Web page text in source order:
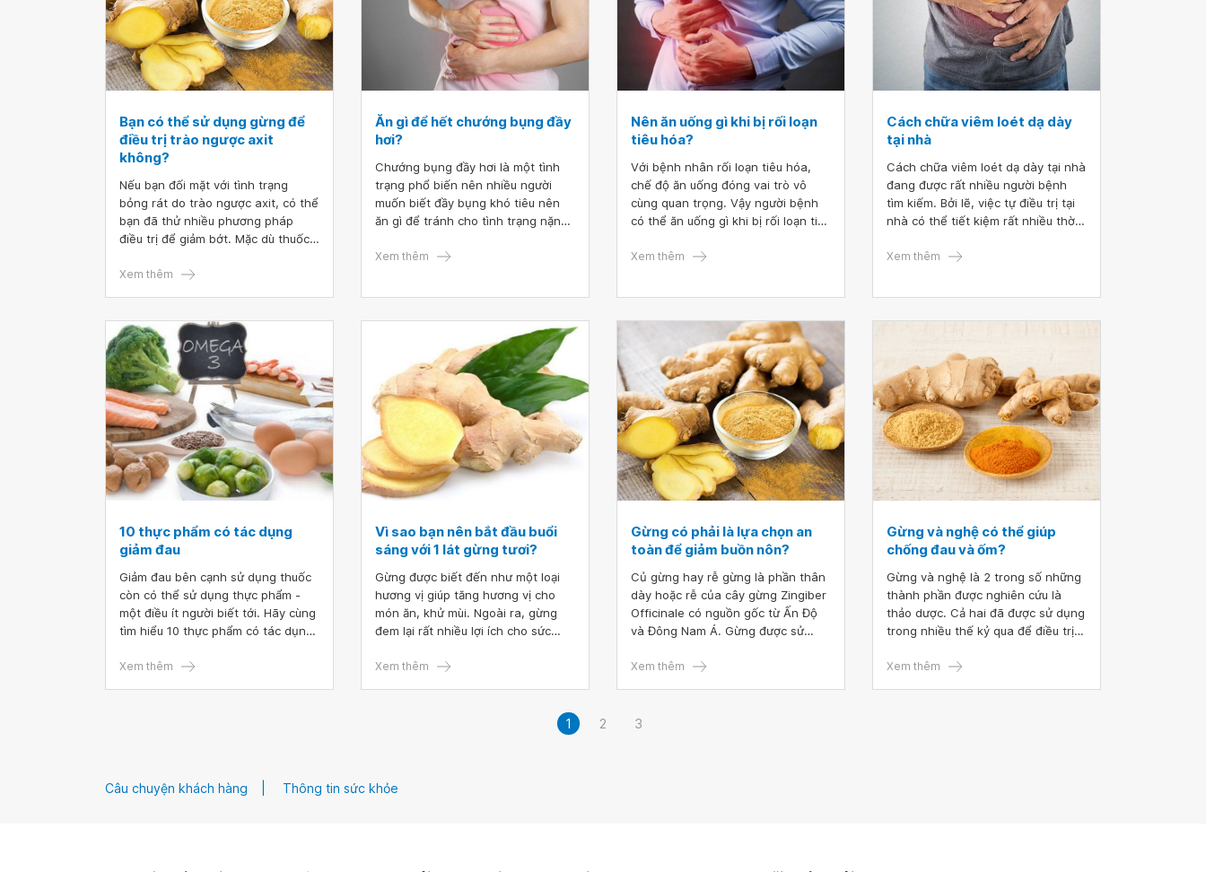
Bạn có thể sử dụng gừng để
điều trị trào ngược axit
không?
Nếu bạn đối mặt với tình trạng
bỏng rát do trào ngược axit, có thể
bạn đã thử nhiều phương pháp
điều trị để giảm bớt. Mặc dù thuốc
có thể hữu ích, nhưng các biện
bạn.
Xem thêm
Ăn gì để hết chướng bụng đầy
hơi?
Chướng bụng đầy hơi là một tình
trạng phổ biến nên nhiều người
muốn biết đầy bụng khó tiêu nên
ăn gì để tránh cho tình trạng nặng
chọn lựa thực phẩm phù hợp là
bài viết dưới đây để biết các thực
phẩm đó là gì nhé!
Xem thêm
Nên ăn uống gì khi bị rối loạn
tiêu hóa?
Với bệnh nhân rối loạn tiêu hóa,
chế độ ăn uống đóng vai trò vô
cùng quan trọng. Vậy người bệnh
có thể ăn uống gì khi bị rối loạn tiêu
thể tham khảo thực đơn dinh
Xem thêm
Cách chữa viêm loét dạ dày
tại nhà
Cách chữa viêm loét dạ dày tại nhà
đang được rất nhiều người bệnh
tìm kiếm. Bởi lẽ, việc tự điều trị tại
nhà có thể tiết kiệm rất nhiều thời
Tuy nhiên, việc điều trị tại nhà cũng
Xem thêm
10 thực phẩm có tác dụng
giảm đau
Giảm đau bên cạnh sử dụng thuốc
còn có thể sử dụng thực phẩm -
một điều ít người biết tới. Hãy cùng
tìm hiểu 10 thực phẩm có tác dụng
Xem thêm
Vì sao bạn nên bắt đầu buổi
sáng với 1 lát gừng tươi?
Gừng được biết đến như một loại
hương vị giúp tăng hương vị cho
món ăn, khử mùi. Ngoài ra, gừng
đem lại rất nhiều lợi ích cho sức
chống oxy hóa, giảm đau xương
Xem thêm
Gừng có phải là lựa chọn an
toàn để giảm buồn nôn?
Củ gừng hay rễ gừng là phần thân
dày hoặc rễ của cây gừng Zingiber
Officinale có nguồn gốc từ Ấn Độ
và Đông Nam Á. Gừng được sử
thực cũng như trong Y học đã
chứng khó chịu liên quan đến
Xem thêm
Gừng và nghệ có thể giúp
chống đau và ốm?
Gừng và nghệ là 2 trong số những
thành phần được nghiên cứu là
thảo dược. Cả hai đã được sử dụng
trong nhiều thế kỷ qua để điều trị
viêm mãn tính. Ngoài ra, chúng còn
Xem thêm
1 2 3
Câu chuyện khách hàng Thông tin sức khỏe